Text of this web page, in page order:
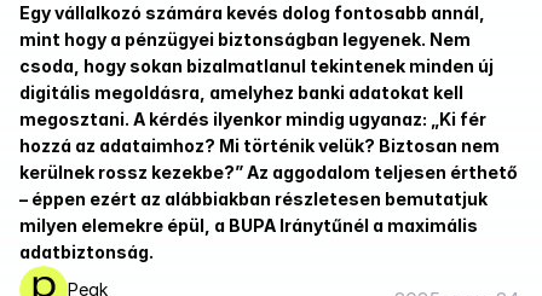
Egy vállalkozó számára kevés dolog fontosabb annál,
mint hogy a pénzügyei biztonságban legyenek. Nem
csoda, hogy sokan bizalmatlanul tekintenek minden új
digitális megoldásra, amelyhez banki adatokat kell
megosztani. A kérdés ilyenkor mindig ugyanaz: „Ki fér
hozzá az adataimhoz? Mi történik velük? Biztosan nem
kerülnek rossz kezekbe?” Az aggodalom teljesen érthető
– éppen ezért az alábbiakban részletesen bemutatjuk
milyen elemekre épül, a BUPA Iránytűnél a maximális
adatbiztonság.
Peak